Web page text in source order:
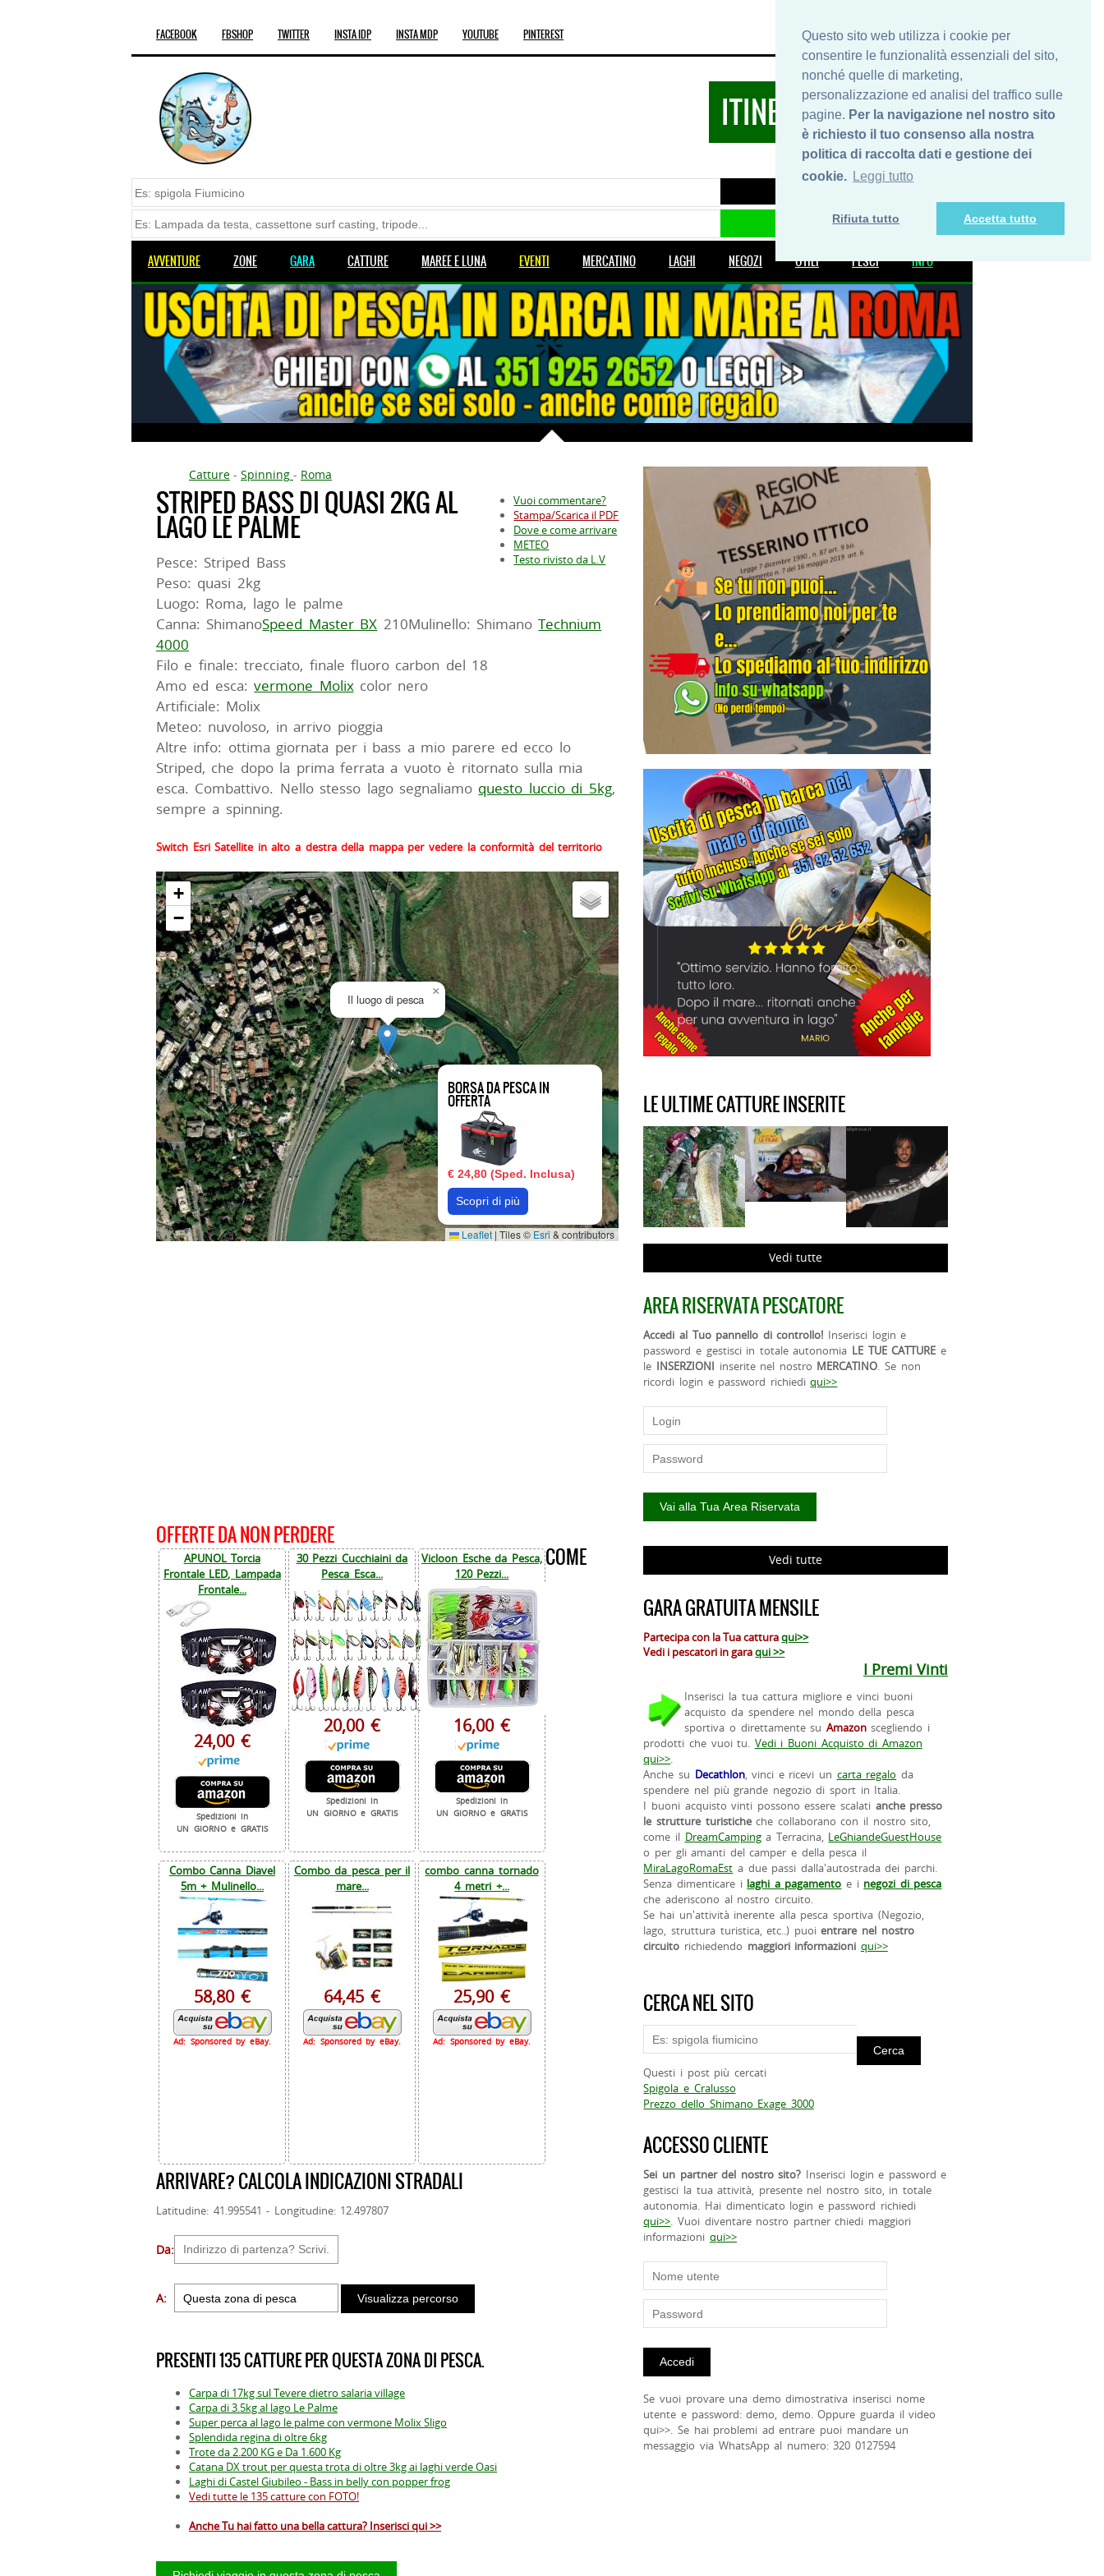
Questo sito web utilizza i cookie per
consentire le funzionalità essenziali del sito,
nonché quelle di marketing,
personalizzazione ed analisi del traffico sulle
pagine. Per la navigazione nel nostro sito
è richiesto il tuo consenso alla nostra
politica di raccolta dati e gestione dei
cookie. Leggi tutto
Rifiuta tutto Accetta tutto
FACEBOOK FBSHOP TWITTER INSTA IDP INSTA MDP YOUTUBE PINTEREST PRIVACY
SHOP
INFO
ITINERARIDIPESCA.IT
AVVENTURE ZONE GARA CATTURE MAREE E LUNA EVENTI MERCATINO LAGHI NEGOZI UTILI PESCI INFO
Catture - Spinning - Roma
Vuoi commentare?
Stampa/Scarica il PDF
Dove e come arrivare
METEO
Testo rivisto da L.V
STRIPED BASS DI QUASI 2KG AL
LAGO LE PALME
Pesce: Striped Bass
Peso: quasi 2kg
Luogo: Roma, lago le palme
Canna: ShimanoSpeed Master BX 210Mulinello: ShimanoTechnium
4000
Filo e finale: trecciato, finale fluoro carbon del 18
Amo ed esca:vermone Molixcolor nero
Artificiale: Molix
Meteo: nuvoloso, in arrivo pioggia
Altre info: ottima giornata per i bass a mio parere ed ecco lo
Striped, che dopo la prima ferrata a vuoto è ritornato sulla mia
esca. Combattivo. Nello stesso lago segnaliamo questo luccio di 5kg,
sempre a spinning.
Switch Esri Satellite in alto a destra della mappa per vedere la conformità del territorio
BORSA DA PESCA IN
OFFERTA
€ 24,80 (Sped. Inclusa)
Scopri di più
Il luogo di pesca
×
+
−
Leaflet | Tiles © Esri & contributors
OFFERTE DA NON PERDERE
APUNOL Torcia
Frontale LED, Lampada
Frontale...
24,00 €
Spedizioni in
UN GIORNO e GRATIS
30 Pezzi Cucchiaini da
Pesca Esca...
20,00 €
Spedizioni in
UN GIORNO e GRATIS
Vicloon Esche da Pesca,
120 Pezzi...
16,00 €
Spedizioni in
UN GIORNO e GRATIS
Combo Canna Diavel
5m + Mulinello...
58,80 €
Ad: Sponsored by eBay.
Combo da pesca per il
mare...
64,45 €
Ad: Sponsored by eBay.
combo canna tornado
4 metri +...
25,90 €
Ad: Sponsored by eBay.
COME
ARRIVARE? CALCOLA INDICAZIONI STRADALI
Latitudine: 41.995541 - Longitudine: 12.497807
Da:
A:
PRESENTI 135 CATTURE PER QUESTA ZONA DI PESCA.
Carpa di 17kg sul Tevere dietro salaria village
Carpa di 3.5kg al lago Le Palme
Super perca al lago le palme con vermone Molix Sligo
Splendida regina di oltre 6kg
Trote da 2.200 KG e Da 1.600 Kg
Catana DX trout per questa trota di oltre 3kg ai laghi verde Oasi
Laghi di Castel Giubileo - Bass in belly con popper frog
Vedi tutte le 135 catture con FOTO!
Anche Tu hai fatto una bella cattura? Inserisci qui >>
LE ULTIME CATTURE INSERITE
Vedi tutte
AREA RISERVATA PESCATORE
Accedi al Tuo pannello di controllo! Inserisci login e
password e gestisci in totale autonomia LE TUE CATTURE e
le INSERZIONI inserite nel nostro MERCATINO. Se non
ricordi login e password richiediqui>>
Vedi tutte
GARA GRATUITA MENSILE
Partecipa con la Tua catturaqui>>
Vedi i pescatori in garaqui >>
I Premi Vinti
Inserisci la tua cattura migliore e vinci buoni
acquisto da spendere nel mondo della pesca
sportiva o direttamente su Amazonscegliendo i
prodotti che vuoi tu. Vedi i Buoni Acquisto di Amazon
qui>>.
Anche su Decathlon, vinci e ricevi un carta regalo da
spendere nel più grande negozio di sport in Italia.
I buoni acquisto vinti possono essere scalati anche presso
le strutture turisticheche collaborano con il nostro sito,
come il DreamCampinga Terracina, LeGhiandeGuestHouse
o per gli amanti del camper e della pesca il
MiraLagoRomaEst a due passi dalla'autostrada dei parchi.
Senza dimenticare i laghi a pagamento e i negozi di pesca
che aderiscono al nostro circuito.
Se hai un'attività inerente alla pesca sportiva (Negozio,
lago, struttura turistica, etc..) puoientrare nel nostro
circuito richiedendo maggiori informazioni qui>>
CERCA NEL SITO
Questi i post più cercati
Spigola e Cralusso
Prezzo dello Shimano Exage 3000
ACCESSO CLIENTE
Sei un partner del nostro sito? Inserisci login e password e
gestisci la tua attività, presente nel nostro sito, in totale
autonomia. Hai dimenticato login e password richiedi
qui>>. Vuoi diventare nostro partner chiedi maggiori
informazioniqui>>
Se vuoi provare una demo dimostrativa inserisci nome
utente e password: demo, demo. Oppure guarda il video
qui>>. Se hai problemi ad entrare puoi mandare un
messaggio via WhatsApp al numero: 320 0127594